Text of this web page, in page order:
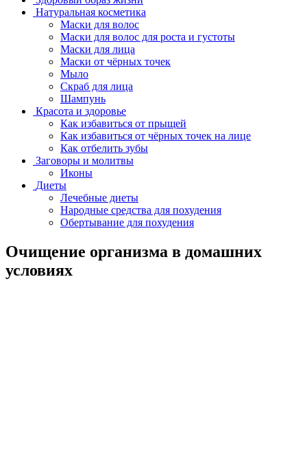
Натуральная косметика
Маски для волос
Маски для волос для роста и густоты
Маски для лица
Маски от чёрных точек
Мыло
Скраб для лица
Шампунь
Красота и здоровье
Как избавиться от прыщей
Как избавиться от чёрных точек на лице
Как отбелить зубы
Заговоры и молитвы
Иконы
Диеты
Лечебные диеты
Народные средства для похудения
Обертывание для похудения
Очищение организма в домашних
условиях